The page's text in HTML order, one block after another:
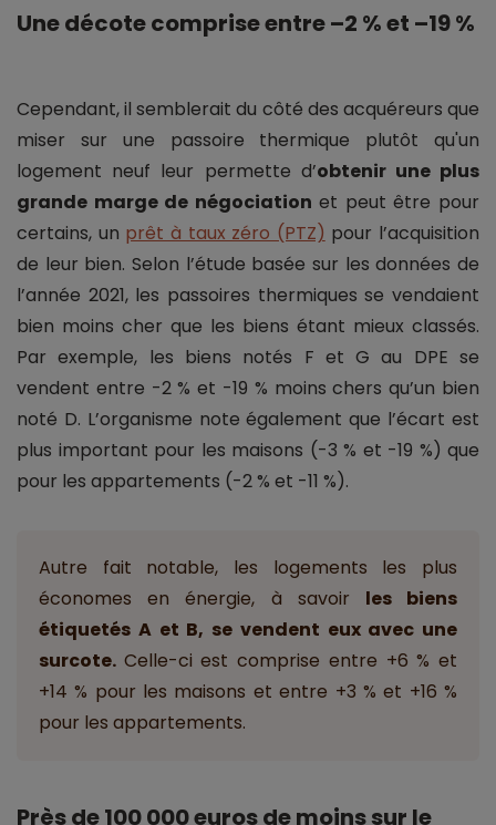
Une décote comprise entre –2 % et –19 %
Cependant, il semblerait du côté des acquéreurs que
miser sur une passoire thermique plutôt qu'un
logement neuf leur permette d’obtenir une plus
grande marge de négociation et peut être pour
certains, un prêt à taux zéro (PTZ) pour l’acquisition
de leur bien. Selon l’étude basée sur les données de
l’année 2021, les passoires thermiques se vendaient
bien moins cher que les biens étant mieux classés.
Par exemple, les biens notés F et G au DPE se
vendent entre -2 % et -19 % moins chers qu’un bien
noté D. L’organisme note également que l’écart est
plus important pour les maisons (-3 % et -19 %) que
pour les appartements (-2 % et -11 %).
Autre fait notable, les logements les plus
économes en énergie, à savoir les biens
étiquetés A et B, se vendent eux avec une
surcote. Celle-ci est comprise entre +6 % et
+14 % pour les maisons et entre +3 % et +16 %
pour les appartements.
Près de 100 000 euros de moins sur le